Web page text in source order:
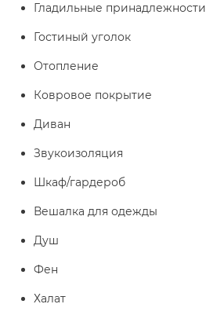
Гладильные принадлежности
Гостиный уголок
Отопление
Ковровое покрытие
Диван
Звукоизоляция
Шкаф/гардероб
Вешалка для одежды
Душ
Фен
Халат